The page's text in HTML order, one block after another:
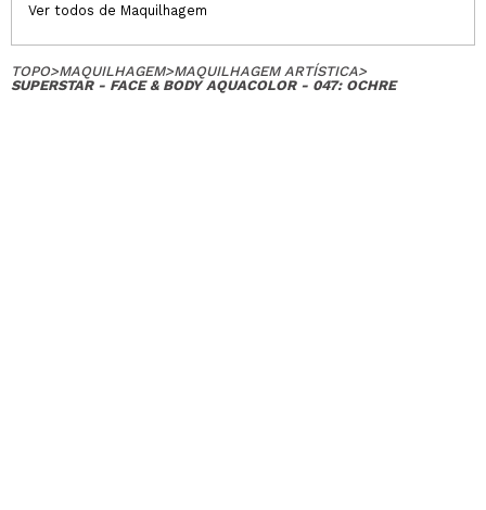
Ver todos de Maquilhagem
TOPO>MAQUILHAGEM>MAQUILHAGEM ARTÍSTICA>
SUPERSTAR - FACE & BODY AQUACOLOR - 047: OCHRE